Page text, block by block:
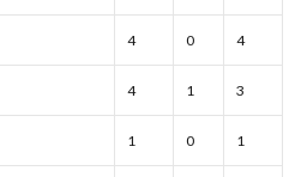
4 0 4
4 1 3
1 0 1